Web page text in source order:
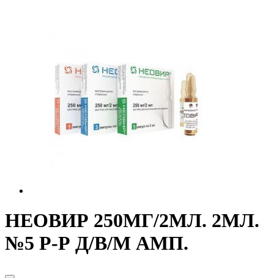
НЕОВИР 250МГ/2МЛ. 2МЛ.
№5 Р-Р Д/В/М АМП.